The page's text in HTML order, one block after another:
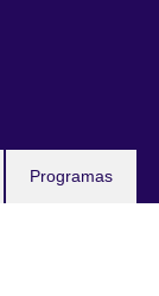
Programas